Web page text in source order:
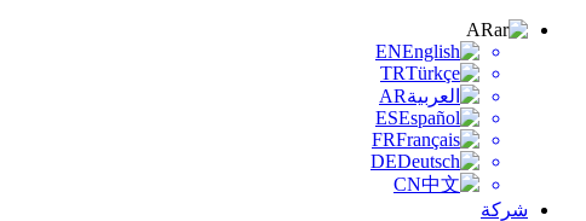
AR
EN
TR
AR
ES
FR
DE
CN
شركة